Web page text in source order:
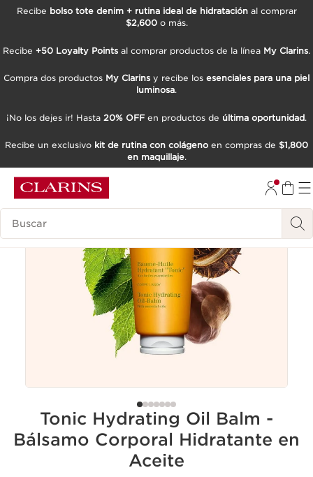
IR AL PIE DE PÁGINA
Recibe bolso tote denim + rutina ideal de hidrataciónal comprar
$2,600o más.
Recibe +50 Loyalty Points al comprar productos de la línea My Clarins.
Compra dos productos My Clarins y recibe los esenciales para una piel
luminosa.
¡No los dejes ir! Hasta 20% OFF en productos de última oportunidad.
Recibe un exclusivo kit de rutina con colágeno en compras de $1,800
en maquillaje.
Buscar
Tonic Hydrating Oil Balm -
Bálsamo Corporal Hidratante en
Aceite